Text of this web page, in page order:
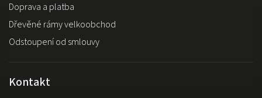
Doprava a platba
Dřevěné rámy velkoobchod
Odstoupení od smlouvy
Kontakt